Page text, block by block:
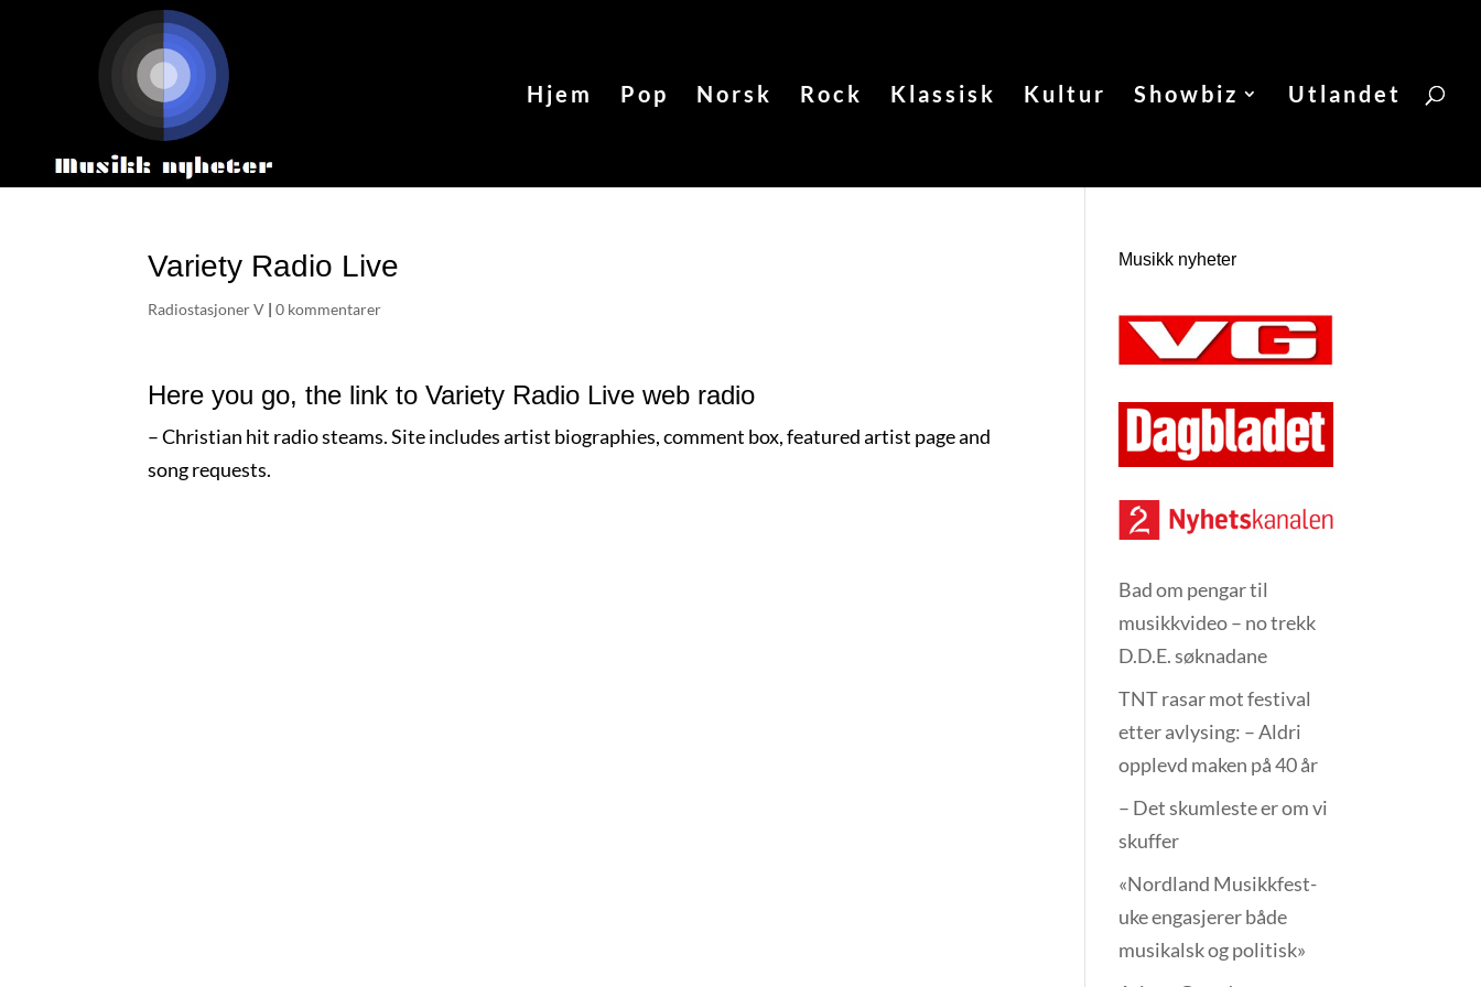
Hjem Pop Norsk Rock Klassisk Kultur Showbiz Utlandet
Variety Radio Live
Radiostasjoner V |0 kommentarer
Here you go, the link to Variety Radio Live web radio
–Christian hit radio steams. Site includes artist biographies, comment box, featured artist page and
song requests.
Musikk nyheter
Bad om pengar til
musikkvideo – no trekk
D.D.E. søknadane
TNT rasar mot festival
etter avlysing: – Aldri
opplevd maken på 40 år
– Det skumleste er om vi
skuffer
«Nordland Musikkfest­
uke engasjerer både
musikalsk og politisk»